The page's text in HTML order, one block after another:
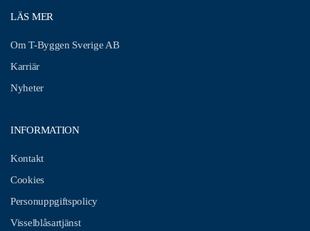
LÄS MER
Om T-Byggen Sverige AB
Karriär
Nyheter
INFORMATION
Kontakt
Cookies
Personuppgiftspolicy
Visselblåsartjänst